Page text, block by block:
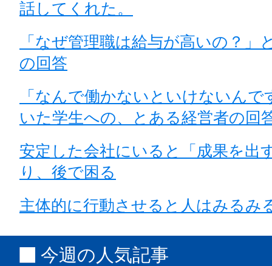
話してくれた。
「なぜ管理職は給与が高いの？」
の回答
「なんで働かないといけないんで
いた学生への、とある経営者の回
安定した会社にいると「成果を出
り、後で困る
主体的に行動させると人はみるみ
今週の人気記事